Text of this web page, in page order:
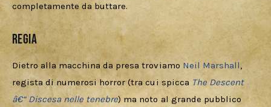
completamente da buttare.
Regia
Dietro alla macchina da presa troviamo Neil Marshall,
regista di numerosi horror (tra cui spicca The Descent
â€“ Discesa nelle tenebre) ma noto al grande pubblico